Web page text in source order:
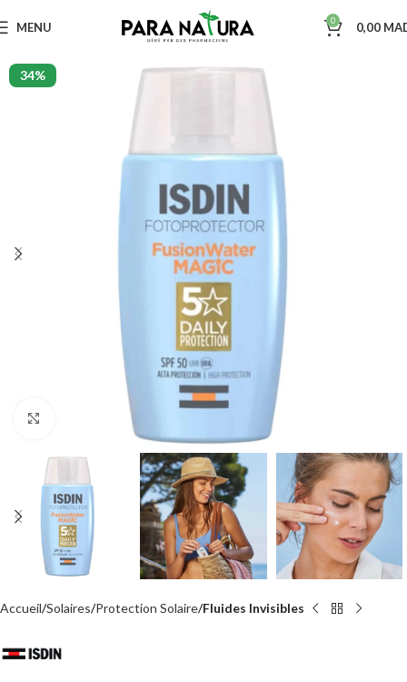
MENU 0 0,00
34%
Accueil Solaires Protection Solaire Fluides Invisibles